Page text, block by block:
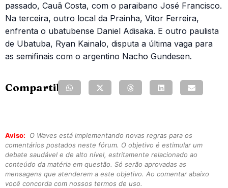
passado, Cauã Costa, com o paraibano José Francisco.
Na terceira, outro local da Prainha, Vitor Ferreira,
enfrenta o ubatubense Daniel Adisaka. E outro paulista
de Ubatuba, Ryan Kainalo, disputa a última vaga para
as semifinais com o argentino Nacho Gundesen.
Compartilhe:
Aviso:
O Waves está implementando novas regras para os
comentários postados neste fórum. O objetivo é estimular um
debate saudável e de alto nível, estritamente relacionado ao
conteúdo da matéria em questão. Só serão aprovadas as
mensagens que atenderem a este objetivo. Ao comentar abaixo
você concorda com nossos termos de uso.